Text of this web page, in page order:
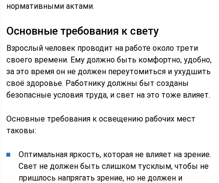
нормативными актами.
Основные требования к свету
Взрослый человек проводит на работе около трети
своего времени. Ему должно быть комфортно, удобно,
за это время он не должен переутомиться и ухудшить
своё здоровье. Работнику должны быт созданы
безопасные условия труда, и свет на это тоже влияет.
Основные требования к освещению рабочих мест
таковы:
Оптимальная яркость, которая не влияет на зрение.
Свет не должен быть слишком тусклым, чтобы не
пришлось напрягать зрение, но не должен и